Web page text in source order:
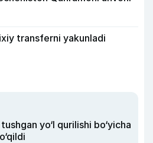
transferni yakunladi
yo‘l qurilishi bo‘yicha